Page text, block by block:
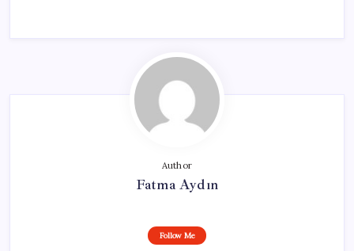
Author
Fatma Aydın
Follow Me